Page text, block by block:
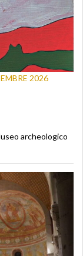
2026
archeologico